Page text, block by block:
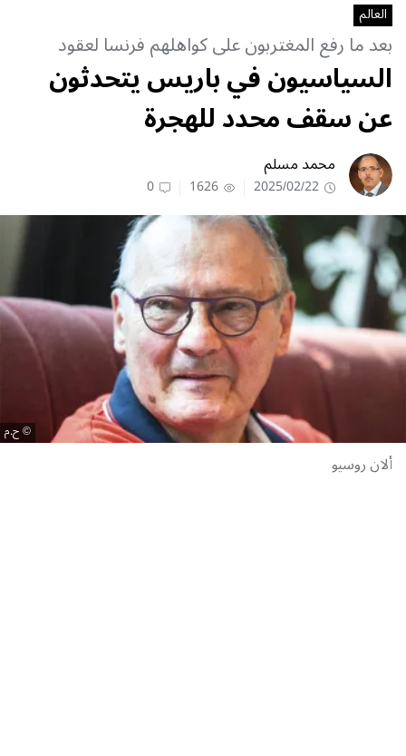
العالم
بعد ما رفع المغتربون على كواهلهم فرنسا لعقود
السياسيون في باريس يتحدثون
عن سقف محدد للهجرة
محمد مسلم
2025/02/22
1626
0
ح.م
ألان روسيو